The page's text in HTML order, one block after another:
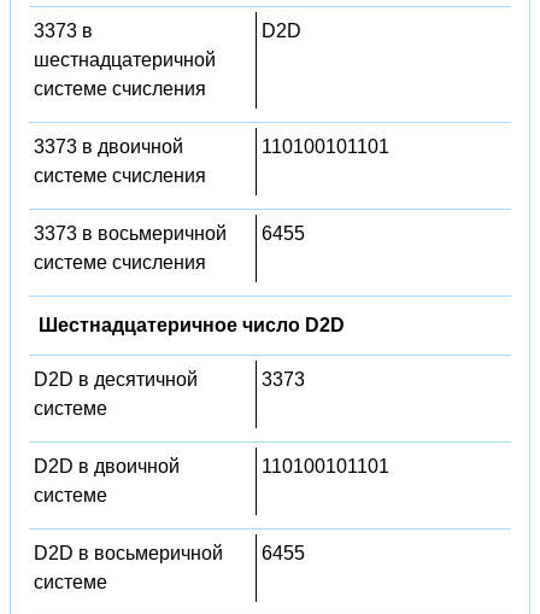
3373 в
шестнадцатеричной
системе счисления
D2D
3373 в двоичной
системе счисления
110100101101
3373 в восьмеричной
системе счисления
6455
Шестнадцатеричное число D2D
D2D в десятичной
системе
3373
D2D в двоичной
системе
110100101101
D2D в восьмеричной
системе
6455